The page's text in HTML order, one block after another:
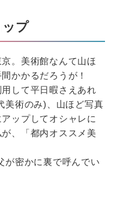
ップ
。美術館なんて山ほ
かかるだろうが！
して平日暇さえあれ
美術のみ)、山ほど写真
ップしてオシャレに
、「都内オススメ美
が密かに裏で呼んでい